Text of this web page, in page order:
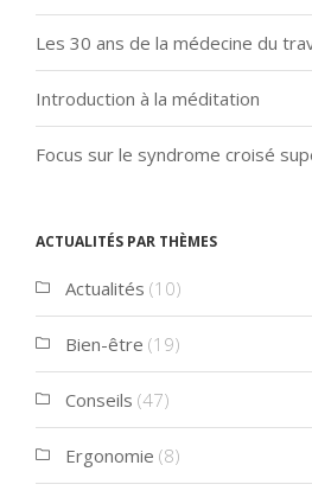
Les 30 ans de la médecine du
Introduction à la méditation
Focus sur le syndrome croisé
Actualités par thèmes
Actualités (10)
Bien-être (19)
Conseils (47)
Ergonomie (8)